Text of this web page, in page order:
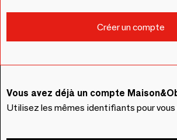
Vous avez déjà un compte
Utilisez les mêmes identifiants pour